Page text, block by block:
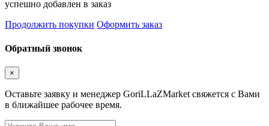
успешно добавлен в заказ
Продолжить покупки Оформить заказ
Обратный звонок
×
Оставьте заявку и менеджер GoriLLaZMarket свяжется с Вами
в ближайшее рабочее время.